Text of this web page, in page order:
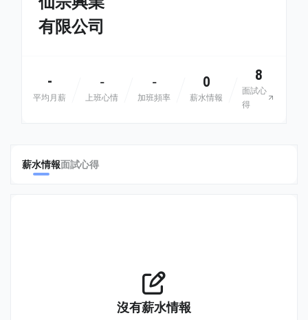
有限公司
-
平均月薪
-
上班心情
-
加班頻率
0
薪水情報
8
面試心
得
薪水情報面試心得
沒有薪水情報